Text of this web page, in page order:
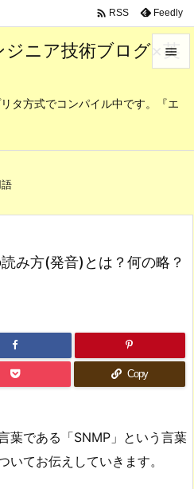
ニア技術ブログ×英
タ方式でコンパイル中です。『エ

メニュ
検索
 RSS Feedly
語
み方(発音)とは？何の略？
Copy
葉である「SNMP」という言葉
いてお伝えしていきます。